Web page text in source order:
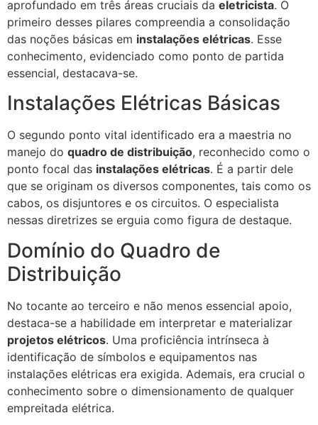
aprofundado em três áreas cruciais da eletricista. O
primeiro desses pilares compreendia a consolidação
das noções básicas em instalações elétricas. Esse
conhecimento, evidenciado como ponto de partida
essencial, destacava-se.
Instalações Elétricas Básicas
O segundo ponto vital identificado era a maestria no
manejo do quadro de distribuição, reconhecido como o
ponto focal das instalações elétricas. É a partir dele
que se originam os diversos componentes, tais como os
cabos, os disjuntores e os circuitos. O especialista
nessas diretrizes se erguia como figura de destaque.
Domínio do Quadro de
Distribuição
No tocante ao terceiro e não menos essencial apoio,
destaca-se a habilidade em interpretar e materializar
projetos elétricos. Uma proficiência intrínseca à
identificação de símbolos e equipamentos nas
instalações elétricas era exigida. Ademais, era crucial o
conhecimento sobre o dimensionamento de qualquer
empreitada elétrica.